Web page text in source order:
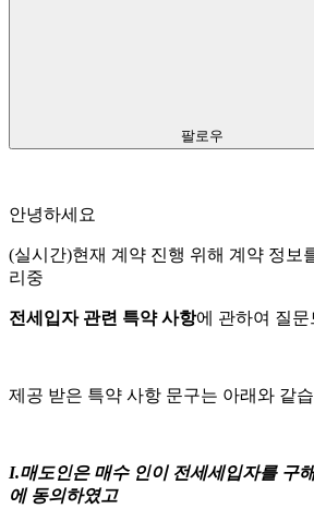
팔로우
안녕하세요
(실시간)현재 계약 진행 위해 계약 정보
리중
전세입자 관련 특약 사항에 관하여 질문
제공 받은 특약 사항 문구는 아래와 같
I.매도인은 매수 인이 전세세입자를 구
에 동의하였고